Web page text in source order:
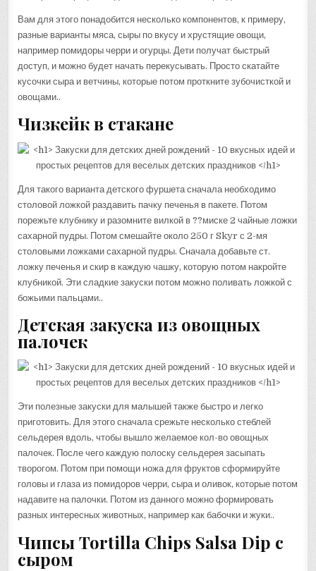
Вам для этого понадобится несколько компонентов, к примеру,
разные варианты мяса, сыры по вкусу и хрустящие овощи,
например помидоры черри и огурцы. Дети получат быстрый
доступ, и можно будет начать перекусывать. Просто скатайте
кусочки сыра и ветчины, которые потом проткните зубочисткой и
овощами..
Чизкейк в стакане
Для такого варианта детского фуршета сначала необходимо
столовой ложкой раздавить пачку печенья в пакете. Потом
порежьте клубнику и разомните вилкой в ??миске 2 чайные ложки
сахарной пудры. Потом смешайте около 250 г Skyr с 2-мя
столовыми ложками сахарной пудры. Сначала добавьте ст.
ложку печенья и скир в каждую чашку, которую потом накройте
клубникой. Эти сладкие закуски потом можно поливать ложкой с
божьими пальцами..
Детская закуска из овощных
палочек
Эти полезные закуски для малышей также быстро и легко
приготовить. Для этого сначала срежьте несколько стеблей
сельдерея вдоль, чтобы вышло желаемое кол-во овощных
палочек. После чего каждую полоску сельдерея засыпать
творогом. Потом при помощи ножа для фруктов сформируйте
головы и глаза из помидоров черри, сыра и оливок, которые потом
надавите на палочки. Потом из данного можно формировать
разных интересных животных, например как бабочки и жуки..
Чипсы Tortilla Chips Salsa Dip с
сыром